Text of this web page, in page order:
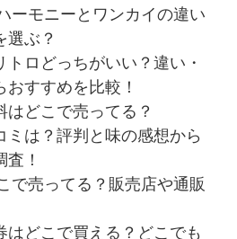
ーモニーとワンカイの違い
選ぶ？
トロどっちがいい？違い・
おすすめを比較！
はどこで売ってる？
ミは？評判と味の感想から
！
で売ってる？販売店や通販
はどこで買える？どこでも